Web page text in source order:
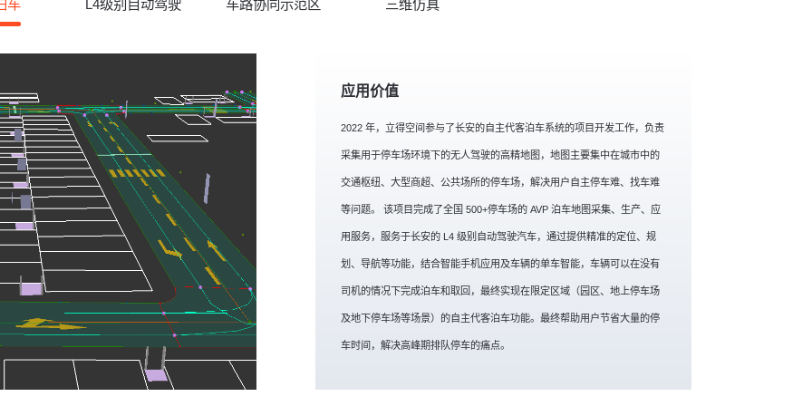
车 L4级别自动驾驶 车路协同示范区 三维仿真
应用价值
2022 年，立得空间参与了长安的自主代客泊车系统的项目开发工作，负责
采集用于停车场环境下的无人驾驶的高精地图，地图主要集中在城市中的
交通枢纽、大型商超、公共场所的停车场，解决用户自主停车难、找车难
等问题。 该项目完成了全国 500+停车场的 AVP 泊车地图采集、生产、应
用服务，服务于长安的 L4 级别自动驾驶汽车，通过提供精准的定位、规
划、导航等功能，结合智能手机应用及车辆的单车智能，车辆可以在没有
司机的情况下完成泊车和取回，最终实现在限定区域（园区、地上停车场
及地下停车场等场景）的自主代客泊车功能。最终帮助用户节省大量的停
车时间，解决高峰期排队停车的痛点。